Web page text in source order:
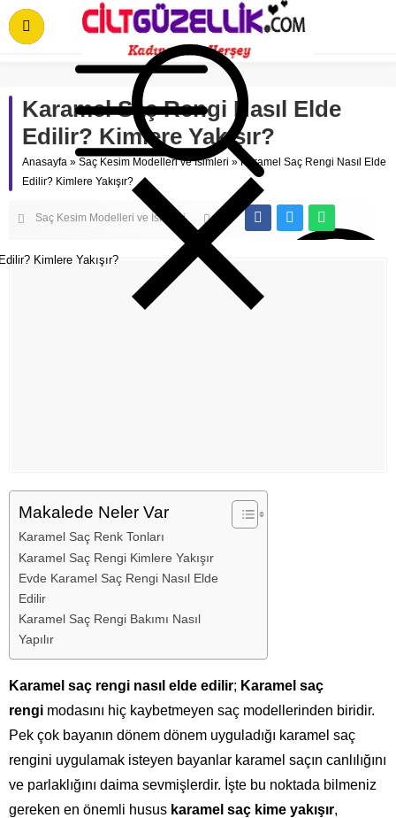
Karamel Saç Rengi Nasıl Elde
Edilir? Kimlere Yakışır?
Anasayfa » Saç Kesim Modelleri ve İsimleri » Karamel Saç Rengi Nasıl Elde
Edilir? Kimlere Yakışır?
Saç Kesim Modelleri ve İsimleri
Makalede Neler Var
Karamel Saç Renk Tonları
Karamel Saç Rengi Kimlere Yakışır
Evde Karamel Saç Rengi Nasıl Elde
Edilir
Karamel Saç Rengi Bakımı Nasıl
Yapılır
Karamel saç rengi nasıl elde edilir; Karamel saç
rengi modasını hiç kaybetmeyen saç modellerinden biridir.
Pek çok bayanın dönem dönem uyguladığı karamel saç
rengini uygulamak isteyen bayanlar karamel saçın canlılığını
ve parlaklığını daima sevmişlerdir. İşte bu noktada bilmeniz
gereken en önemli husus karamel saç kime yakışır,